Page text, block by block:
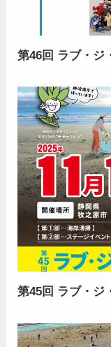
第46回 ラブ・ジ
第45回 ラブ・ジ